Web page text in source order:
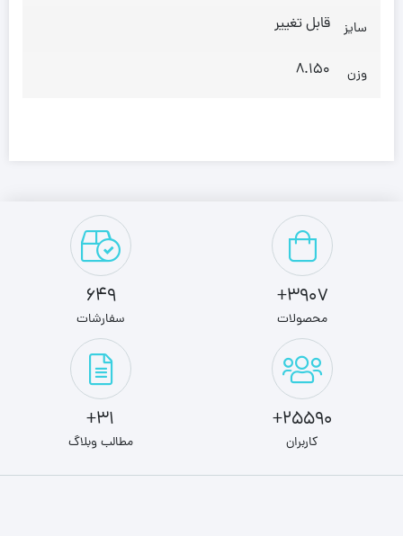
سایز قابل تغییر
وزن 8.150
3907+
محصولات
649
سفارشات
25590+
کاربران
31+
مطالب وبلاگ